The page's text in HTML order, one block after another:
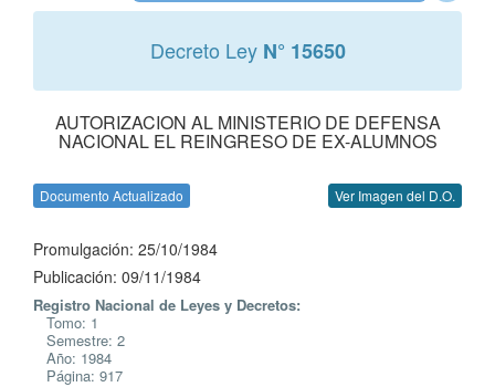
Decreto Ley N° 15650
AUTORIZACION AL MINISTERIO DE DEFENSA
NACIONAL EL REINGRESO DE EX-ALUMNOS
Documento Actualizado Ver Imagen del D.O.
Promulgación: 25/10/1984
Publicación: 09/11/1984
Registro Nacional de Leyes y Decretos:
Tomo: 1
Semestre: 2
Año: 1984
Página: 917